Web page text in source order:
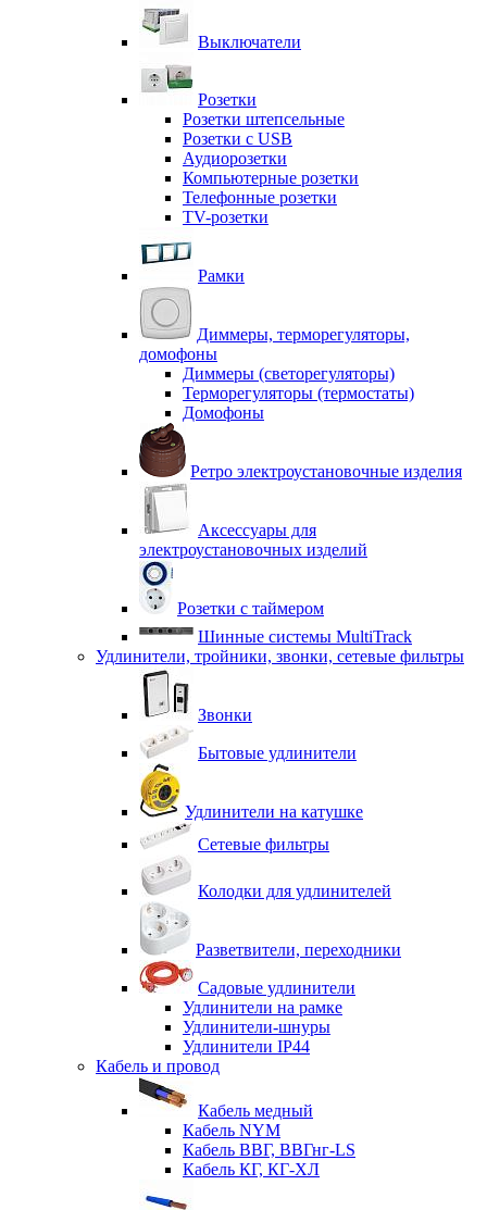
Выключатели
Розетки
Розетки штепсельные
Розетки с USB
Аудиорозетки
Компьютерные розетки
Телефонные розетки
TV-розетки
Рамки
Диммеры, терморегуляторы,
домофоны
Диммеры (светорегуляторы)
Терморегуляторы (термостаты)
Домофоны
Ретро электроустановочные изделия
Аксессуары для
электроустановочных изделий
Розетки с таймером
Шинные системы MultiTrack
Удлинители, тройники, звонки, сетевые фильтры
Звонки
Бытовые удлинители
Удлинители на катушке
Сетевые фильтры
Колодки для удлинителей
Разветвители, переходники
Садовые удлинители
Удлинители на рамке
Удлинители-шнуры
Удлинители IP44
Кабель и провод
Кабель медный
Кабель NYM
Кабель ВВГ, ВВГнг-LS
Кабель КГ, КГ-ХЛ